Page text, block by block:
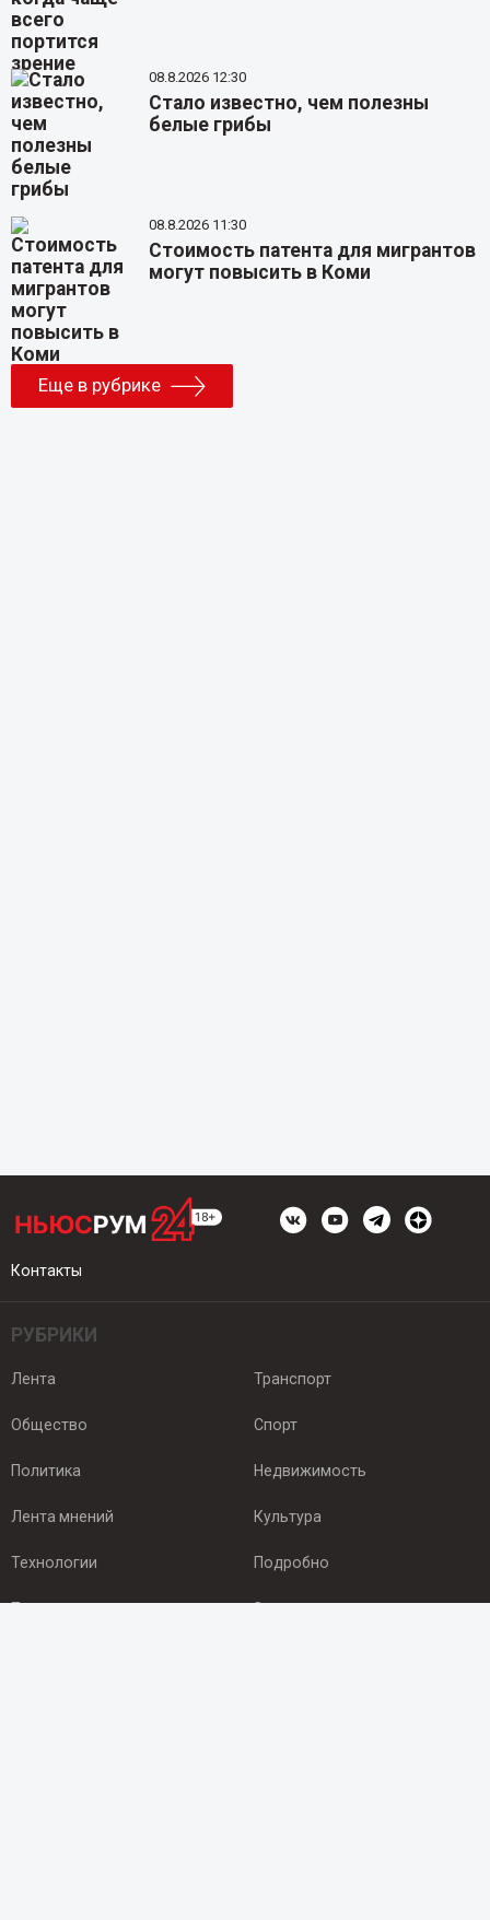
08.8.2026 12:30
Стало известно, чем полезны
белые грибы
08.8.2026 11:30
Стоимость патента для мигрантов
могут повысить в Коми
Еще в рубрике
Контакты
РУБРИКИ
Лента
Общество
Политика
Лента мнений
Технологии
Происшествия
Транспорт
Спорт
Недвижимость
Культура
Подробно
Здоровье